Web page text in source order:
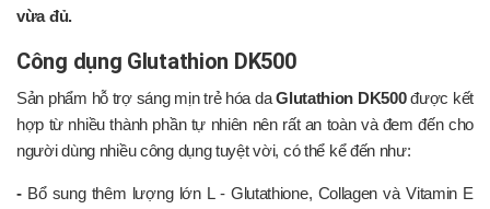
vừa đủ.
Công dụng Glutathion DK500
Sản phẩm hỗ trợ sáng mịn trẻ hóa daGlutathion DK500được kết
hợp từ nhiều thành phần tự nhiên nên rất an toàn và đem đến cho
người dùng nhiều công dụng tuyệt vời, có thể kể đến như:
- Bổ sung thêm lượng lớn L - Glutathione, Collagen và Vitamin E